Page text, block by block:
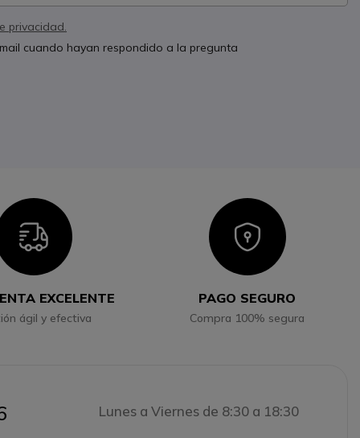
privacidad.
cuando hayan respondido a la pregunta
Icon
EXCELENTE
ágil y efectiva
Icon
PAGO SEGURO
Compra 100% segura
Lunes a Viernes de 8:30 a 18:30